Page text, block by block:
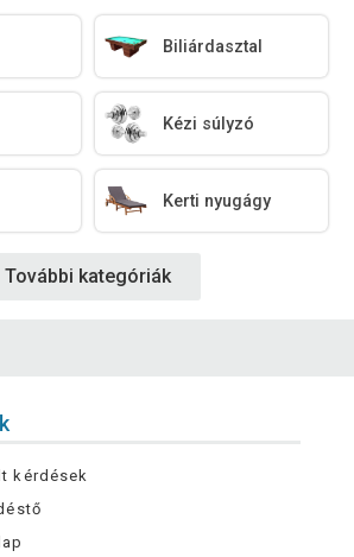
Biliárdasztal
Kézi súlyzó
Kerti nyugágy
További kategóriák
kérdések